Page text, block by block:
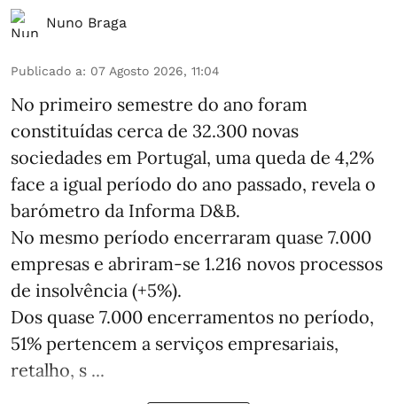
Nuno Braga
Publicado a: 07 Agosto 2026, 11:04
No primeiro semestre do ano foram
constituídas cerca de 32.300 novas
sociedades em Portugal, uma queda de 4,2%
face a igual período do ano passado, revela o
barómetro da Informa D&B.
No mesmo período encerraram quase 7.000
empresas e abriram‑se 1.216 novos processos
de insolvência (+5%).
Dos quase 7.000 encerramentos no período,
51% pertencem a serviços empresariais,
retalho, s ...